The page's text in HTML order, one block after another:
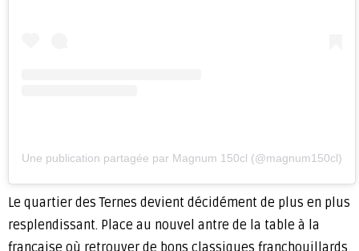
Une publication partagée par Magnum 150cl (@magnum150cl)
Le quartier des Ternes devient décidément de plus en plus
resplendissant. Place au nouvel antre de la table à la